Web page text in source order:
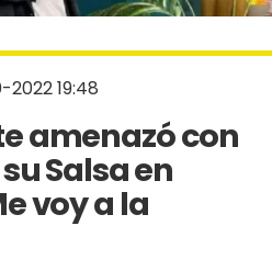
2022 19:48
amenazó con
Salsa en
voy a la